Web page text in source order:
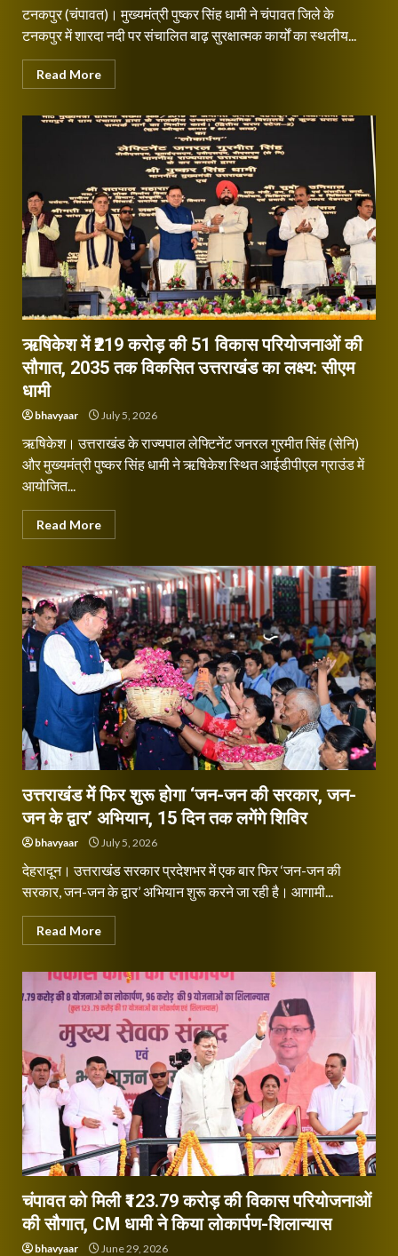
टनकपुर (चंपावत)। मुख्यमंत्री पुष्कर सिंह धामी ने चंपावत जिले के
टनकपुर में शारदा नदी पर संचालित बाढ़ सुरक्षात्मक कार्यों का स्थलीय...
Read More
ऋषिकेश में ₹219 करोड़ की 51 विकास परियोजनाओं की
सौगात, 2035 तक विकसित उत्तराखंड का लक्ष्य: सीएम
धामी
bhavyaar July 5, 2026
ऋषिकेश। उत्तराखंड के राज्यपाल लेफ्टिनेंट जनरल गुरमीत सिंह (सेनि)
और मुख्यमंत्री पुष्कर सिंह धामी ने ऋषिकेश स्थित आईडीपीएल ग्राउंड में
आयोजित...
Read More
उत्तराखंड में फिर शुरू होगा ‘जन-जन की सरकार, जन-
जन के द्वार’ अभियान, 15 दिन तक लगेंगे शिविर
bhavyaar July 5, 2026
देहरादून। उत्तराखंड सरकार प्रदेशभर में एक बार फिर ‘जन-जन की
सरकार, जन-जन के द्वार’ अभियान शुरू करने जा रही है। आगामी...
Read More
चंपावत को मिली ₹123.79 करोड़ की विकास परियोजनाओं
की सौगात, CM धामी ने किया लोकार्पण-शिलान्यास
bhavyaar June 29, 2026